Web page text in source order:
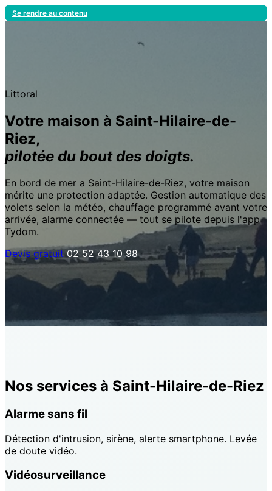
Se rendre au contenu
Littoral
Votre maison à Saint-Hilaire-de-
Riez,
pilotée du bout des doigts.
En bord de mer a Saint-Hilaire-de-Riez, votre maison
mérite une protection adaptée. Gestion automatique des
volets selon la météo, chauffage programmé avant votre
arrivée, alarme connectée — tout se pilote depuis l'app
Tydom.
Devis gratuit 02 52 43 10 98
Nos services à Saint-Hilaire-de-Riez
Alarme sans fil
Détection d'intrusion, sirène, alerte smartphone. Levée
de doute vidéo.
Vidéosurveillance